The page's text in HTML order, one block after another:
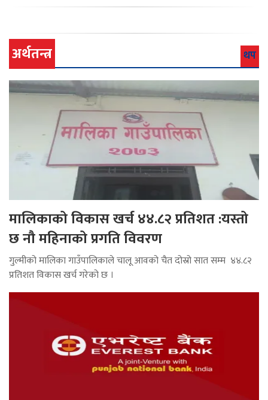
अर्थतन्त्र थप
मालिकाको विकास खर्च ४४.८२ प्रतिशत :यस्तो
छ नौ महिनाको प्रगति विवरण
गुल्मीको मालिका गाउँपालिकाले चालू आवको चैत दोस्रो सात सम्म ४४.८२
प्रतिशत विकास खर्च गरेको छ ।